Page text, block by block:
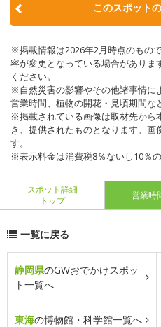
このスポット
※掲載情報は2026年2月時点のもの
容が変更となっている場合があり
ください。
※自然災害の影響やその他諸事情に
営業時間、植物の開花・見頃期間な
※掲載されている画像は取材先から
き、提供されたものとなります。
す。
※表示料金は消費税8％ないし10％の
スポット詳細
トップ
営業時
一覧に戻る
静岡県のGWおでかけスポッ
ト一覧へ
東海の博物館・科学館一覧へ